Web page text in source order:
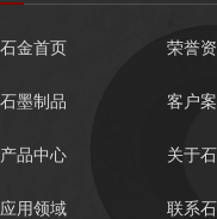
石金首页 荣誉
石墨制品 客户
产品中心 关于
应用领域 联系